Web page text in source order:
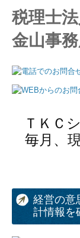
ホーム
事務所紹介
お知らせ
関連リンク
税理士
金山事
ＴＫＣ
毎月、
経営の意
計情報を